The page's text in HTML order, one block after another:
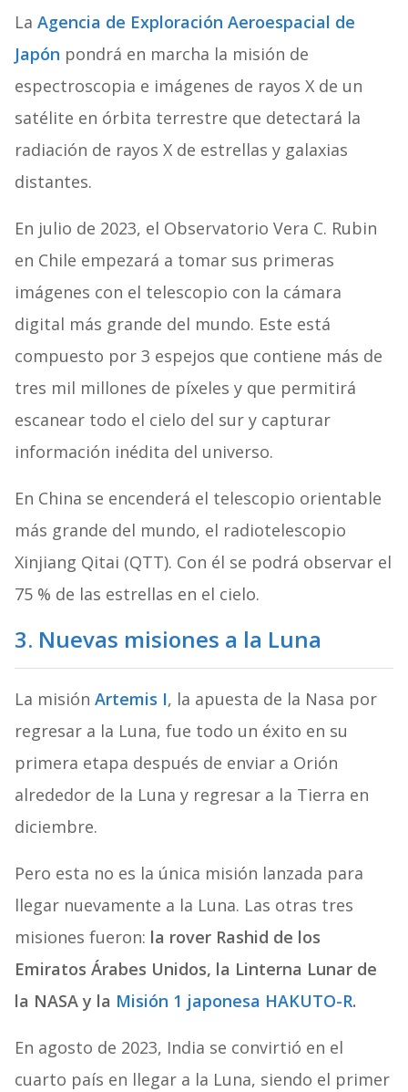
La Agencia de Exploración Aeroespacial de
Japón pondrá en marcha la misión de
espectroscopia e imágenes de rayos X de un
satélite en órbita terrestre que detectará la
radiación de rayos X de estrellas y galaxias
distantes.
En julio de 2023, el Observatorio Vera C. Rubin
en Chile empezará a tomar sus primeras
imágenes con el telescopio con la cámara
digital más grande del mundo. Este está
compuesto por 3 espejos que contiene más de
tres mil millones de píxeles y que permitirá
escanear todo el cielo del sur y capturar
información inédita del universo.
En China se encenderá el telescopio orientable
más grande del mundo, el radiotelescopio
Xinjiang Qitai (QTT). Con él se podrá observar el
75 % de las estrellas en el cielo.
3. Nuevas misiones a la Luna
La misión Artemis I, la apuesta de la Nasa por
regresar a la Luna, fue todo un éxito en su
primera etapa después de enviar a Orión
alrededor de la Luna y regresar a la Tierra en
diciembre.
Pero esta no es la única misión lanzada para
llegar nuevamente a la Luna. Las otras tres
misiones fueron: la rover Rashid de los
Emiratos Árabes Unidos, la Linterna Lunar de
la NASA y la Misión 1 japonesa HAKUTO-R.
En agosto de 2023, India se convirtió en el
cuarto país en llegar a la Luna, siendo el primer